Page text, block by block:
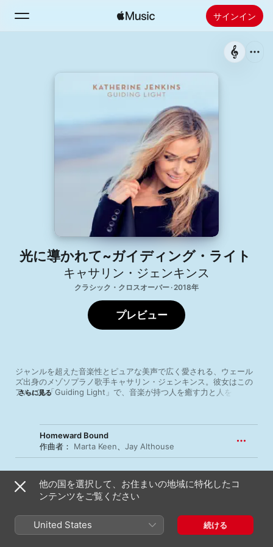
サインイン
Apple Musicをインストール
光に導かれて~ガイディング・ライト
キャサリン・ジェンキンス
クラシック・クロスオーバー · 2018年
ジャンルを超えた音楽性とピュアな美声で広く愛される、ウェール
ズ出身のメゾソプラノ歌手キャサリン・ジェンキンス。彼女はこの
アルバム「Guiding Light」で、音楽が持つ人を癒す力と人を元気づ
ジャスなオーケストレーションをバックに、人気ラッパーStormzy
のヒットチューン"Blinded By Your Grace"や、映画『グレイテス
ト・ショーマン』の挿入歌"Never Enough"、キャット・スティー
ヴンスの歌唱でも知られるトラッド"Morning Has Broken"、教会音
でも特筆すべき快作。
さらに見る
プレビュー
Homeward Bound
作曲者：
Marta Keen Jay Althouse
1 Homeward Bound
Jealous of the Angels
作曲者： Barrett Yeretsian、JIMMY FORTUNE
他の国を選択して、お住まいの地域に特化したコ
ンテンツをご覧ください
United States 続ける